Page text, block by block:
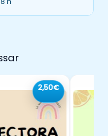
recordar la
de la tasca
i senzilla, tenint tot
de forma més
teves tasques
estrès.
2,50€